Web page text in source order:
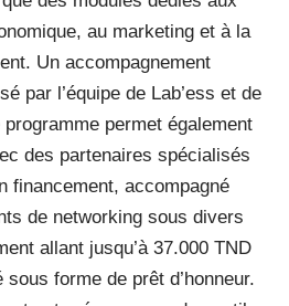
au marketing et à la
Un accompagnement
par l’équipe de Lab’ess et de
permet également
des partenaires spécialisés
financement, accompagné
de networking sous divers
allant jusqu’à 37.000 TND
forme de prêt d’honneur.